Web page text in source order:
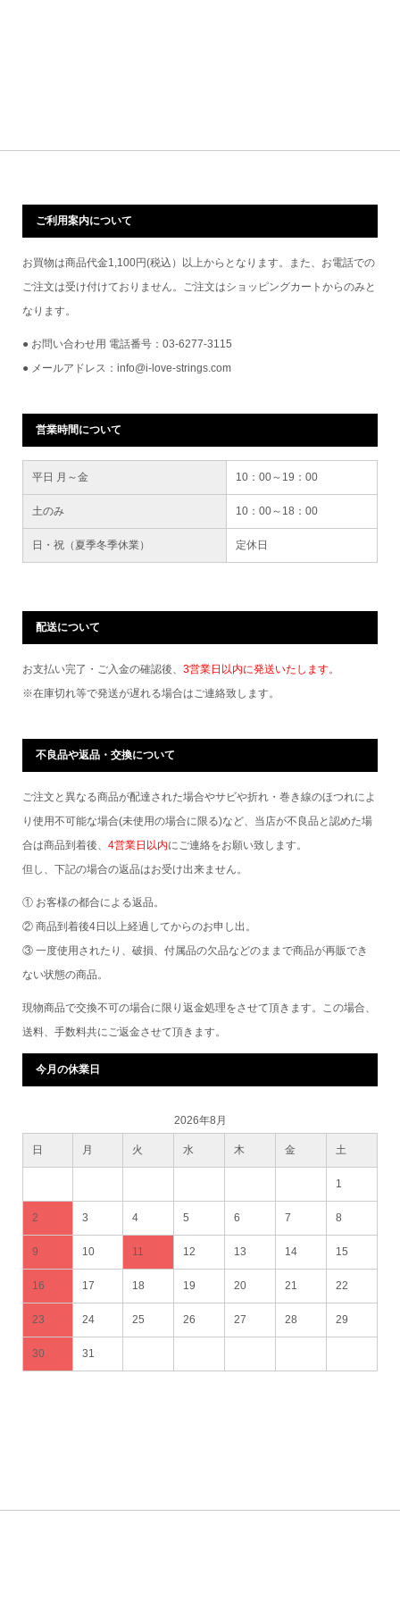
ご利用案内について
お買物は商品代金1,100円(税込）以上からとなります。また、お電話での
ご注文は受け付けておりません。ご注文はショッピングカートからのみと
なります。
● お問い合わせ用 電話番号：03-6277-3115
● メールアドレス：info@i-love-strings.com
営業時間について
平日 月～金 10：00～19：00
土のみ 10：00～18：00
日・祝（夏季冬季休業） 定休日
配送について
お支払い完了・ご入金の確認後、 3営業日以内に発送いたします。
※在庫切れ等で発送が遅れる場合はご連絡致します。
不良品や返品・交換について
ご注文と異なる商品が配達された場合やサビや折れ・巻き線のほつれによ
り使用不可能な場合(未使用の場合に限る)など、当店が不良品と認めた場
合は商品到着後、 4営業日以内にご連絡をお願い致します。
但し、下記の場合の返品はお受け出来ません。
① お客様の都合による返品。
② 商品到着後4日以上経過してからのお申し出。
③ 一度使用されたり、破損、付属品の欠品などのままで商品が再販でき
ない状態の商品。
現物商品で交換不可の場合に限り返金処理をさせて頂きます。この場合、
送料、手数料共にご返金させて頂きます。
今月の休業日
2026年8月
日 月 火 水 木 金 土
1
2 3 4 5 6 7 8
9 10 11 12 13 14 15
16 17 18 19 20 21 22
23 24 25 26 27 28 29
30 31